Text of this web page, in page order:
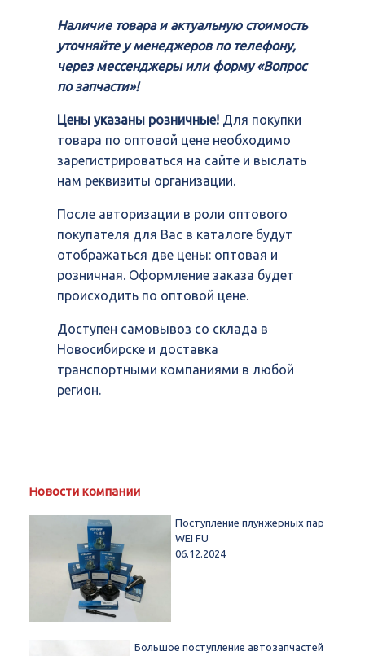
Наличие товара и актуальную стоимость
уточняйте у менеджеров по телефону,
через мессенджеры или форму «Вопрос
по запчасти»!
Цены указаны розничные! Для покупки
товара по оптовой цене необходимо
зарегистрироваться на сайте и выслать
нам реквизиты организации.
После авторизации в роли оптового
покупателя для Вас в каталоге будут
отображаться две цены: оптовая и
розничная. Оформление заказа будет
происходить по оптовой цене.
Доступен самовывоз со склада в
Новосибирске и доставка
транспортными компаниями в любой
регион.
Новости компании
Поступление плунжерных пар
WEI FU
06.12.2024
Большое поступление автозапчастей